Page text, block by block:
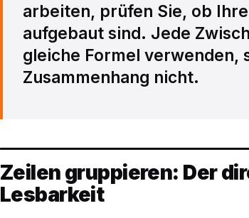
arbeiten, prüfen Sie, ob
aufgebaut sind. Jede
gleiche Formel verwenden,
Zusammenhang nicht.
Zeilen gruppieren: Der
Lesbarkeit